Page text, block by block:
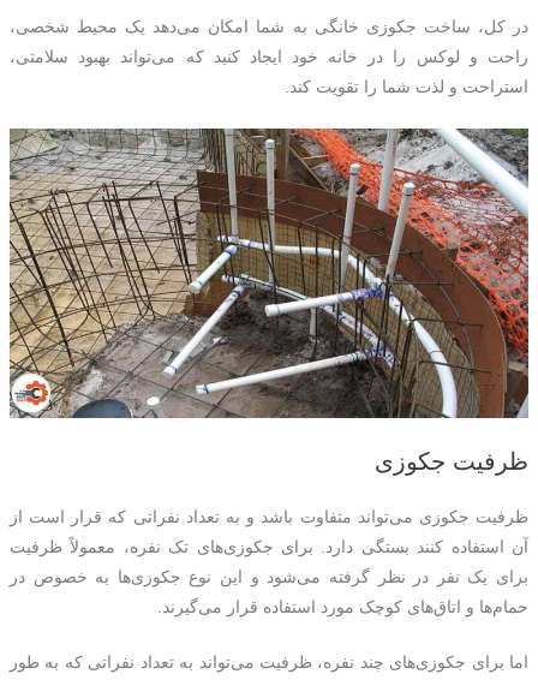
در کل، ساخت جکوزی خانگی به شما امکان می‌دهد یک محیط شخصی،
راحت و لوکس را در خانه خود ایجاد کنید که می‌تواند بهبود سلامتی،
استراحت و لذت شما را تقویت کند.
ظرفیت جکوزی
ظرفیت جکوزی می‌تواند متفاوت باشد و به تعداد نفراتی که قرار است از
آن استفاده کنند بستگی دارد. برای جکوزی‌های تک نفره، معمولاً ظرفیت
برای یک نفر در نظر گرفته می‌شود و این نوع جکوزی‌ها به خصوص در
حمام‌ها و اتاق‌های کوچک مورد استفاده قرار می‌گیرند.
اما برای جکوزی‌های چند نفره، ظرفیت می‌تواند به تعداد نفراتی که به طور